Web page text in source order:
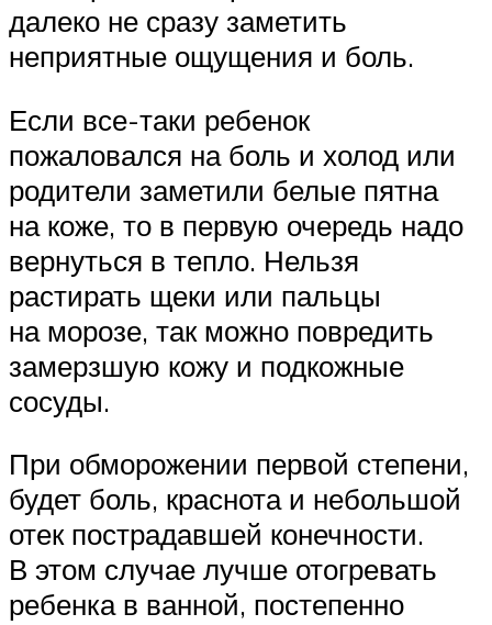
далеко не сразу заметить
неприятные ощущения и боль.
Если все-таки ребенок
пожаловался на боль и холод или
родители заметили белые пятна
на коже, то в первую очередь надо
вернуться в тепло. Нельзя
растирать щеки или пальцы
на морозе, так можно повредить
замерзшую кожу и подкожные
сосуды.
При обморожении первой степени,
будет боль, краснота и небольшой
отек пострадавшей конечности.
В этом случае лучше отогревать
ребенка в ванной, постепенно